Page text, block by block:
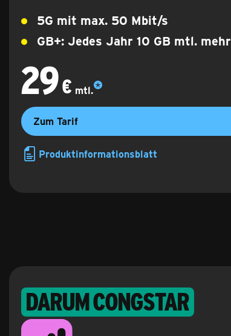
5G mit max. 50 Mbit/s
GB+: Jedes Jahr 10 GB mtl. mehr
29 €
29€ mtl.
monatlich
Zum Tarif
Produktinformationsblatt
Darum congstar